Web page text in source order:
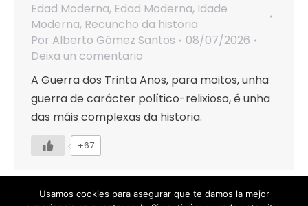
Edad Moderna, Edad Moderna, Idade
Moderna, Recuncho da historia
Por Alberto Gómez Santos
08/07/2026
Deixa un comentario
A Guerra dos Trinta Anos, para moitos, unha
guerra de carácter político-relixioso, é unha
das máis complexas da historia.
+67
Usamos cookies para asegurar que te damos la mejor